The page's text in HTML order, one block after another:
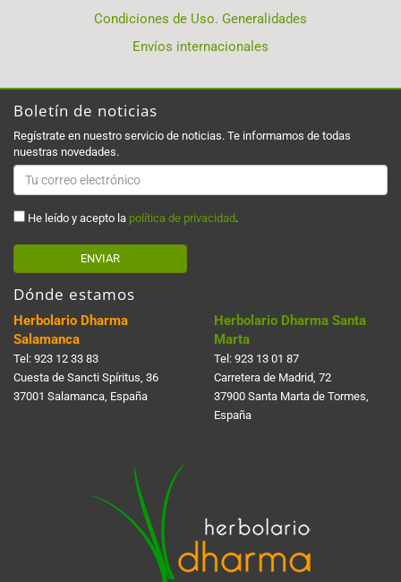
Condiciones de Uso. Generalidades
Envíos internacionales
Boletín de noticias
Regístrate en nuestro servicio de noticias. Te informamos de todas
nuestras novedades.
He leído y acepto la política de privacidad.
ENVIAR
Dónde estamos
Herbolario Dharma
Salamanca
Tel: 923 12 33 83
Cuesta de Sancti Spí­ritus, 36
37001 Salamanca, España
Herbolario Dharma Santa
Marta
Tel: 923 13 01 87
Carretera de Madrid, 72
37900 Santa Marta de Tormes,
España